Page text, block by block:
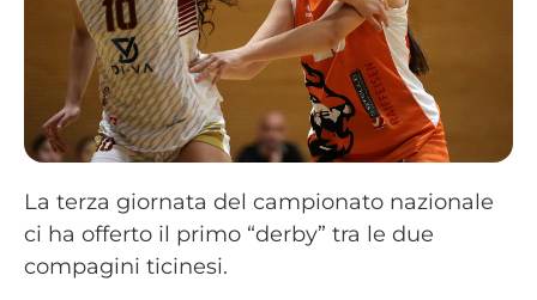
La terza giornata del campionato nazionale
ci ha offerto il primo “derby” tra le due
compagini ticinesi.